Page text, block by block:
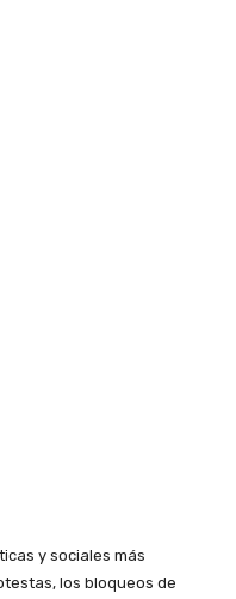
y sociales más
los bloqueos de